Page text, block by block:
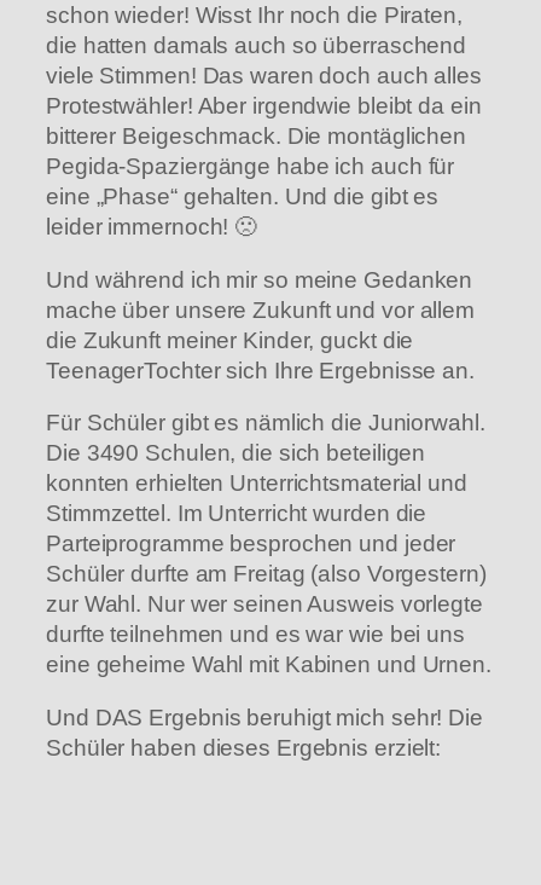
schon wieder! Wisst Ihr noch die Piraten,
die hatten damals auch so überraschend
viele Stimmen! Das waren doch auch alles
Protestwähler! Aber irgendwie bleibt da ein
bitterer Beigeschmack. Die montäglichen
Pegida-Spaziergänge habe ich auch für
eine „Phase“ gehalten. Und die gibt es
leider immernoch! 🙁
Und während ich mir so meine Gedanken
mache über unsere Zukunft und vor allem
die Zukunft meiner Kinder, guckt die
TeenagerTochter sich Ihre Ergebnisse an.
Für Schüler gibt es nämlich die Juniorwahl.
Die 3490 Schulen, die sich beteiligen
konnten erhielten Unterrichtsmaterial und
Stimmzettel. Im Unterricht wurden die
Parteiprogramme besprochen und jeder
Schüler durfte am Freitag (also Vorgestern)
zur Wahl. Nur wer seinen Ausweis vorlegte
durfte teilnehmen und es war wie bei uns
eine geheime Wahl mit Kabinen und Urnen.
Und DAS Ergebnis beruhigt mich sehr! Die
Schüler haben dieses Ergebnis erzielt: